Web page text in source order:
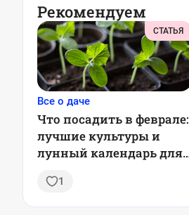
Рекомендуем
СТАТЬЯ
Все о даче
Что посадить в феврале:
лучшие культуры и
лунный календарь для
1